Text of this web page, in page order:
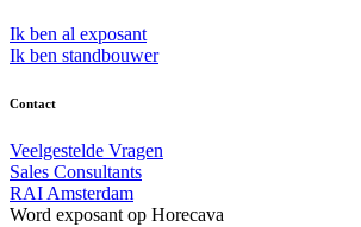
Ik ben al exposant
Ik ben standbouwer
Contact
Veelgestelde Vragen
Sales Consultants
RAI Amsterdam
Word exposant op Horecava